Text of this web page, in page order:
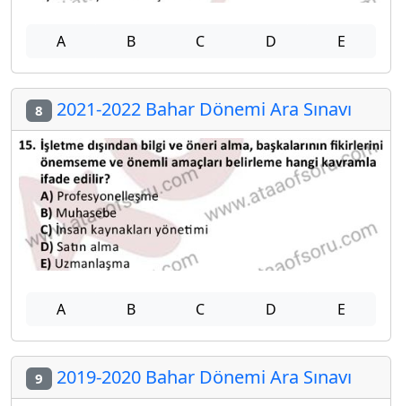
A B C D E
8 2021-2022 Bahar Dönemi Ara Sınavı
A B C D E
9 2019-2020 Bahar Dönemi Ara Sınavı